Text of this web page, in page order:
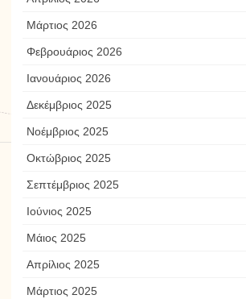
Μάρτιος 2026
Φεβρουάριος 2026
Ιανουάριος 2026
Δεκέμβριος 2025
Νοέμβριος 2025
Οκτώβριος 2025
Σεπτέμβριος 2025
Ιούνιος 2025
Μάιος 2025
Απρίλιος 2025
Μάρτιος 2025